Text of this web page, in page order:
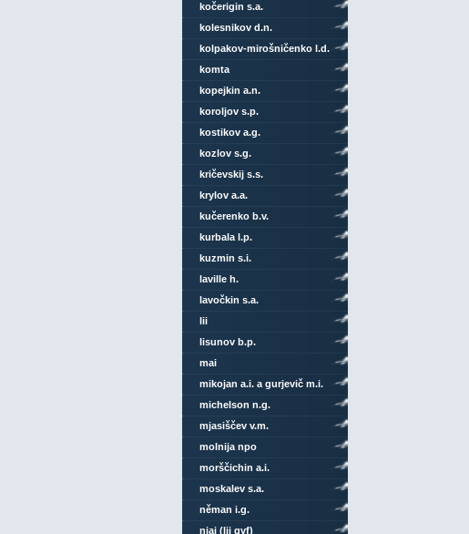
kočerigin s.a.
kolesnikov d.n.
kolpakov-mirošničenko l.d.
komta
kopejkin a.n.
koroljov s.p.
kostikov a.g.
kozlov s.g.
kričevskij s.s.
krylov a.a.
kučerenko b.v.
kurbala l.p.
kuzmin s.i.
laville h.
lavočkin s.a.
lii
lisunov b.p.
mai
mikojan a.i. a gurjevič m.i.
michelson n.g.
mjasiščev v.m.
molnija npo
morščichin a.i.
moskalev s.a.
něman i.g.
niai (lii gvf)